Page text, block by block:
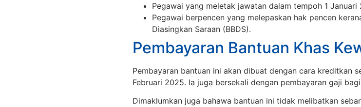
Pegawai yang meletak jawatan dalam tempoh 1
Pegawai berpencen yang melepaskan hak pencen
Diasingkan Saraan (BBDS).
Pembayaran Bantuan Khas
Pembayaran bantuan ini akan dibuat dengan cara kreditkan
Februari 2025. Ia juga bersekali dengan pembayaran gaji
Dimaklumkan juga bahawa bantuan ini tidak melibatkan